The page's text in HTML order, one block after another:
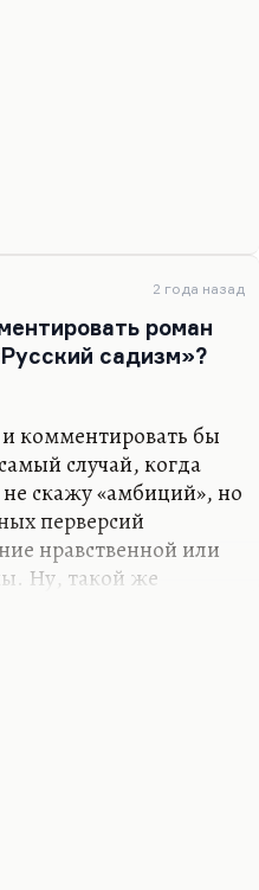
всерьез волнует
У
получилось
— это фильм все-таки
под
фашизма.
хотя, что уж там
мне чрезвычайно
2 года назад
роман
садизм»?
комментировать бы
случай, когда
скажу «амбиций», но
перверсий
нравственной или
Ну, такой же
Пазолини
для
снимает эротические
это выдать за
быть, оно так и
кино — это «Гибель
— это
наблюдаются и в